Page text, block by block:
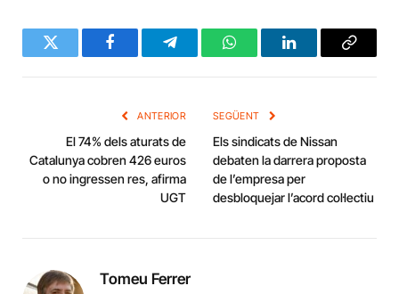
Twitter FacebookTelegramWhatsAppLinkedInCopy
ANTERIOR
El 74% dels aturats de
Catalunya cobren 426 euros
o no ingressen res, afirma
UGT
SEGÜENT
Els sindicats de Nissan
debaten la darrera proposta
de l’empresa per
desbloquejar l’acord col·lectiu
Tomeu Ferrer